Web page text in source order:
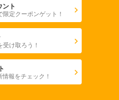
ト
定クーポンゲット！
け取ろう！
報をチェック！